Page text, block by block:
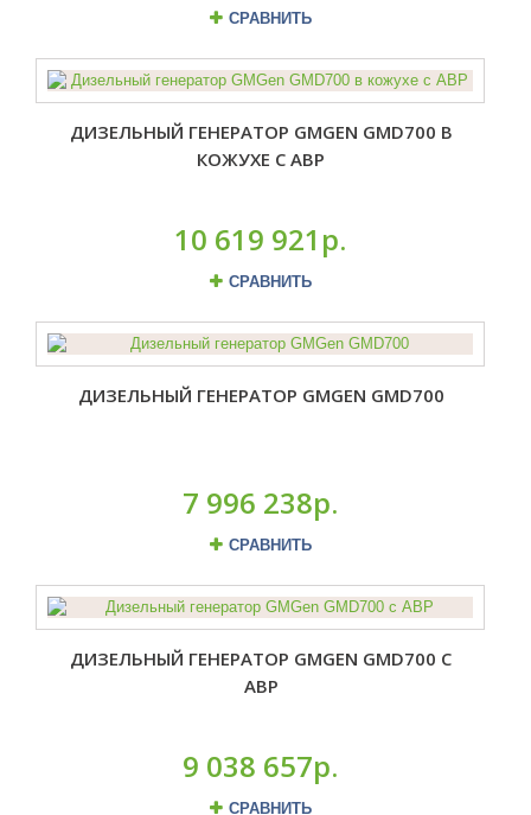
СРАВНИТЬ
ДИЗЕЛЬНЫЙ ГЕНЕРАТОР GMGEN GMD700 В
КОЖУХЕ С АВР
10 619 921р.
СРАВНИТЬ
ДИЗЕЛЬНЫЙ ГЕНЕРАТОР GMGEN GMD700
7 996 238р.
СРАВНИТЬ
ДИЗЕЛЬНЫЙ ГЕНЕРАТОР GMGEN GMD700 С
АВР
9 038 657р.
СРАВНИТЬ